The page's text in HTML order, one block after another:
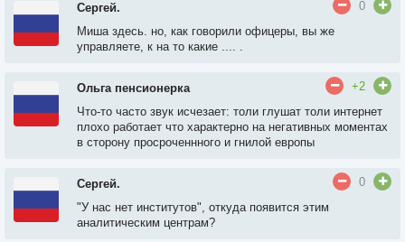
Сергей.
0
Миша здесь. но, как говорили офицеры, вы же
управляете, к на то какие .... .
Ольга пенсионерка
+2
Что-то часто звук исчезает: толи глушат толи интернет
плохо работает что характерно на негативных моментах
в сторону просроченнного и гнилой европы
Сергей.
0
"У нас нет институтов", откуда появится этим
аналитическим центрам?